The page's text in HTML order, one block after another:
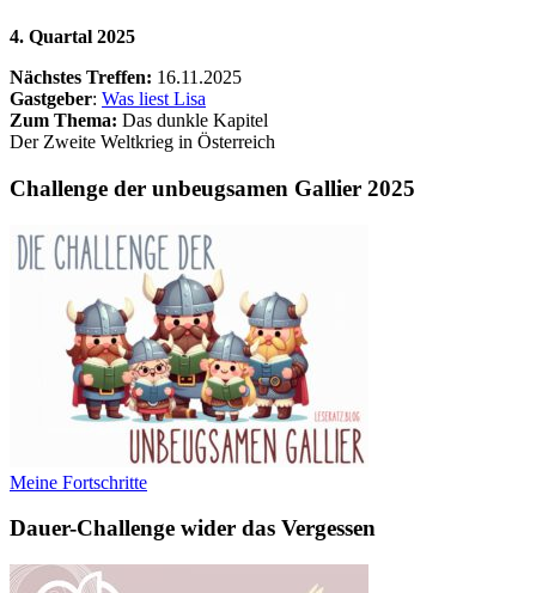
4. Quartal 2025
Nächstes Treffen: 16.11.2025
Gastgeber: Was liest Lisa
Zum Thema: Das dunkle Kapitel
Der Zweite Weltkrieg in Österreich
Challenge der unbeugsamen Gallier 2025
Meine Fortschritte
Dauer-Challenge wider das Vergessen